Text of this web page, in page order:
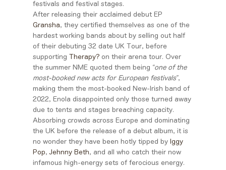
festivals and festival stages.
After releasing their acclaimed debut EP
Gransha, they certified themselves as one of the
hardest working bands about by selling out half
of their debuting 32 date UK Tour, before
supporting
Therapy?on their arena tour. Over
the summer NME quoted them being “one of the
most-booked new acts for European festivals”,
making them the most-booked New-Irish band of
2022, Enola disappointed only those turned away
due to tents and stages breaching capacity.
Absorbing crowds across Europe and dominating
the UK before the release of a debut album, it is
no wonder they have been hotly tipped by Iggy
Pop,Jehnny Beth, and all who catch their now
infamous high-energy sets of ferocious energy.